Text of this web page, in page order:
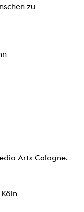
zu
Arts Cologne.